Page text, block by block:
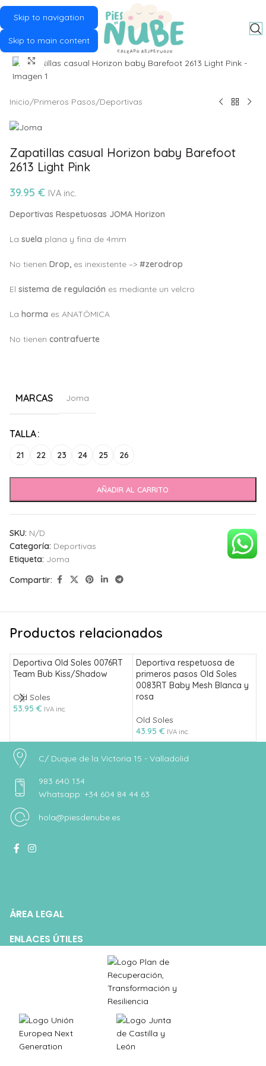
Skip to navigation
Skip to main content
Click to enlarge
Inicio/Primeros Pasos/Deportivas
Zapatillas casual Horizon baby Barefoot
2613 Light Pink
39.95 € IVA inc.
Deportivas Respetuosas JOMA Horizon
La suela plana y fina de 4mm
No tienen Drop, es inexistente –> #zerodrop
El sistema de regulación es mediante un velcro
La horma es ANATÓMICA
No tienen contrafuerte
MARCAS Joma
TALLA
21 22 23 24 25 26
AÑADIR AL CARRITO
Alternative:
SKU: N/D
Categoría: Deportivas
Etiqueta: Joma
Compartir:
Productos relacionados
Deportiva Old Soles 0076RT
Team Bub Kiss/Shadow
Old Soles
53.95 € IVA inc.
Deportiva respetuosa de
primeros pasos Old Soles
0083RT Baby Mesh Blanca y
rosa
Old Soles
43.95 € IVA inc.
C/ Duque de la Victoria 15 - Valladolid
983 640 134
Whatsapp: +34 604 84 44 63
hola@piesdenube.es
ÁREA LEGAL
ENLACES ÚTILES